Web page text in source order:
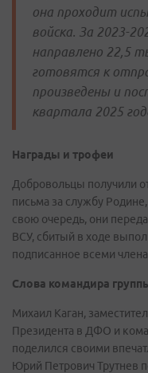
она проходит
войска. За 2023-
направлено 22,5
готовятся к
произведены и
квартала 2025
Награды и трофеи
Добровольцы получили
письма за службу
свою очередь, они
ВСУ, сбитый в ходе
подписанное всеми
Слова командира
Михаил Каган,
Президента в ДФО и
поделился своими
Юрий Петрович Трутнев